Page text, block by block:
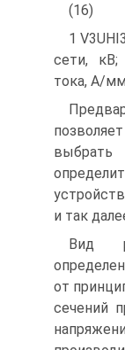
(16)
1
сети, кВ;
тока, А/
выбрать
и так
Вид
от
сечений